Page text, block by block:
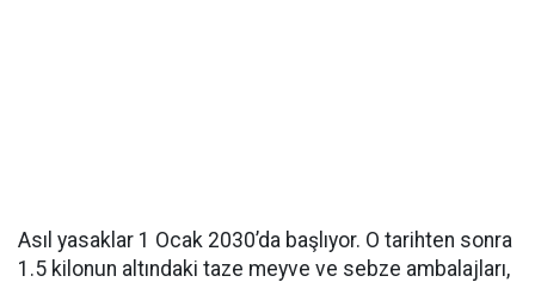
Asıl yasaklar 1 Ocak 2030’da başlıyor. O tarihten sonra
1.5 kilonun altındaki taze meyve ve sebze ambalajları,